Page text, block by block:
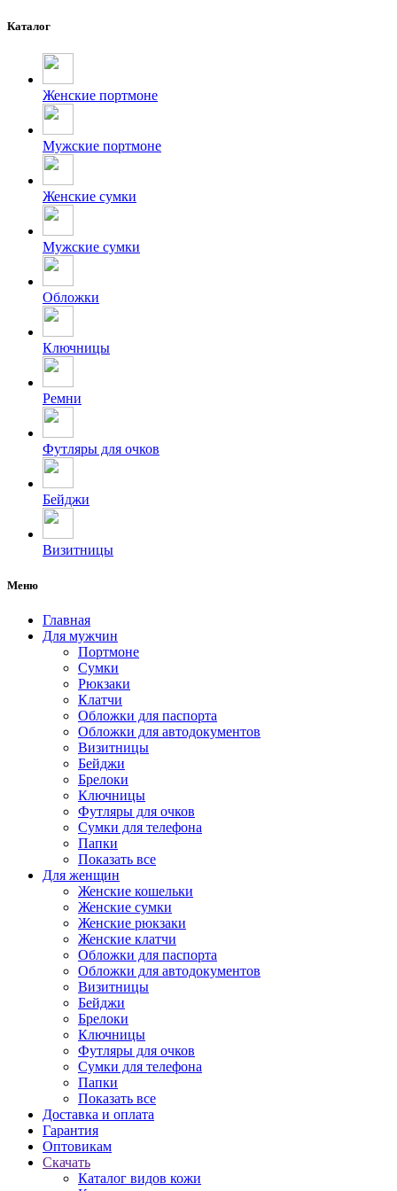
Каталог
Женские портмоне
Мужские портмоне
Женские сумки
Мужские сумки
Обложки
Ключницы
Ремни
Футляры для очков
Бейджи
Визитницы
Меню
Главная
Для мужчин
Портмоне
Сумки
Рюкзаки
Клатчи
Обложки для паспорта
Обложки для автодокументов
Визитницы
Бейджи
Брелоки
Ключницы
Футляры для очков
Сумки для телефона
Папки
Показать все
Для женщин
Женские кошельки
Женские сумки
Женские рюкзаки
Женские клатчи
Обложки для паспорта
Обложки для автодокументов
Визитницы
Бейджи
Брелоки
Ключницы
Футляры для очков
Сумки для телефона
Папки
Показать все
Доставка и оплата
Гарантия
Оптовикам
Скачать
Каталог видов кожи